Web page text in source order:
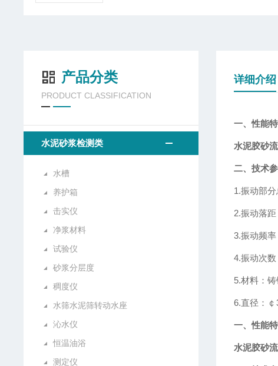
产品分类
PRODUCT CLASSIFICATION
水泥砂浆检测类
水槽
养护箱
击实仪
净浆材料
试验仪
砂浆分层度
稠度仪
水筛水泥筛转动水座
沁水仪
恒温油浴
测定仪
详细介绍
一、性能特
水泥胶砂
二、技术参
1.振动部
2.振动落
3.振动频
4.振动次数
5.材料：
6.直径：
一、性能特
水泥胶砂